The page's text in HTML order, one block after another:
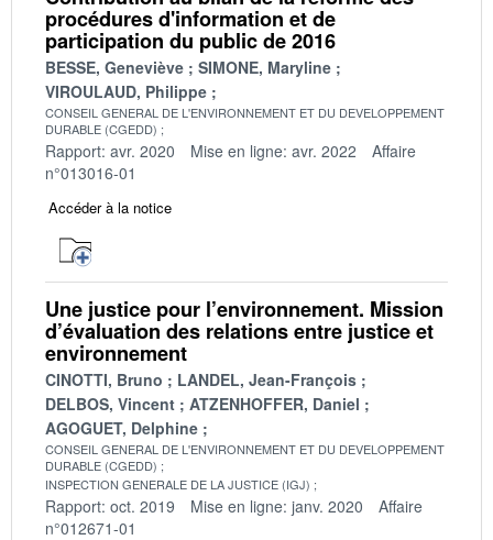
procédures d'information et de
participation du public de 2016
BESSE, Geneviève
SIMONE, Maryline
VIROULAUD, Philippe
CONSEIL GENERAL DE L'ENVIRONNEMENT ET DU DEVELOPPEMENT
DURABLE (CGEDD)
Rapport: avr. 2020 Mise en ligne: avr. 2022
Affaire
n°013016-01
Accéder à la notice
Une justice pour l’environnement. Mission
d’évaluation des relations entre justice et
environnement
CINOTTI, Bruno
LANDEL, Jean-François
DELBOS, Vincent
ATZENHOFFER, Daniel
AGOGUET, Delphine
CONSEIL GENERAL DE L'ENVIRONNEMENT ET DU DEVELOPPEMENT
DURABLE (CGEDD)
INSPECTION GENERALE DE LA JUSTICE (IGJ)
Rapport: oct. 2019 Mise en ligne: janv. 2020
Affaire
n°012671-01